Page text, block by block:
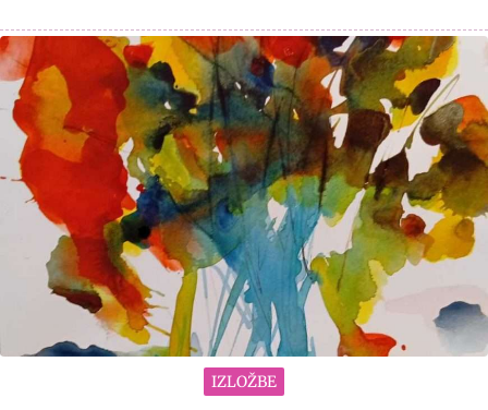
IZLOŽBE